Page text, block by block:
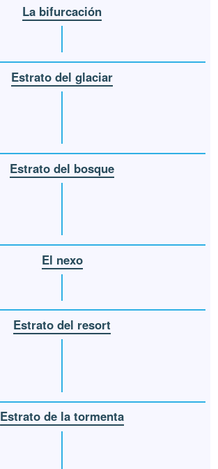
La bifurcación
Estrato del glaciar
Estrato del bosque
El nexo
Estrato del resort
Estrato de la tormenta